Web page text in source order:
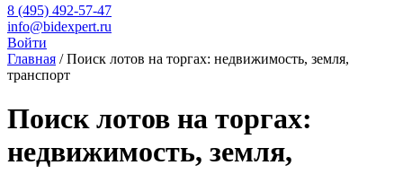
8 (495) 492-57-47
info@bidexpert.ru
Войти
Главная /Поиск лотов на торгах: недвижимость, земля,
транспорт
Поиск лотов на торгах:
недвижимость, земля,